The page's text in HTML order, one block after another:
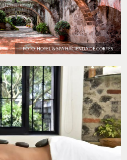
FOTO: HOTEL & SPA HACIENDA DE CORTÉS